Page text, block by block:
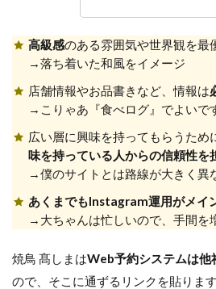
高級感のある雰囲気や世界観を最
→落ち着いた和風をイメージ
店舗情報やお品書きなど、情報は
→こりゃあ『食べログ』でよいで
広い層に興味を持ってもらうため
味を持っている人からの信頼性を
→僕のサイトとは路線が大きく異
あくまでもInstagram運用がメイ
→大ちゃんは忙しいので、手間を
焼鳥 髙しまはWeb予約システムは他
ので、そこに通ずるリンクを貼ります